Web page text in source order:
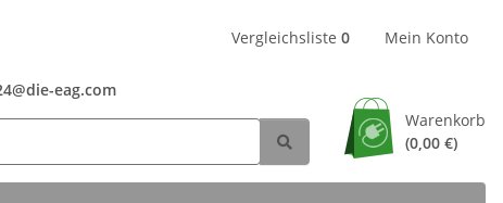
Vergleichsliste 0 Mein Konto
eag.com
Warenkorb
(0,00 €)